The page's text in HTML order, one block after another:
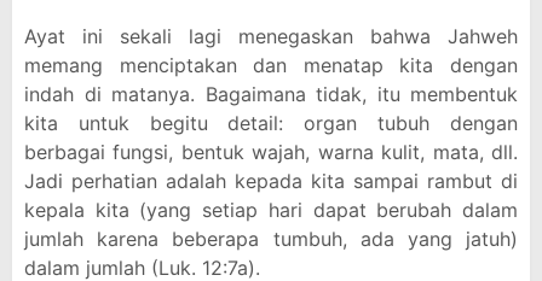
Ayat ini sekali lagi menegaskan bahwa Jahweh
memang menciptakan dan menatap kita dengan
indah di matanya. Bagaimana tidak, itu membentuk
kita untuk begitu detail: organ tubuh dengan
berbagai fungsi, bentuk wajah, warna kulit, mata, dll.
Jadi perhatian adalah kepada kita sampai rambut di
kepala kita (yang setiap hari dapat berubah dalam
jumlah karena beberapa tumbuh, ada yang jatuh)
dalam jumlah (Luk. 12:7a).